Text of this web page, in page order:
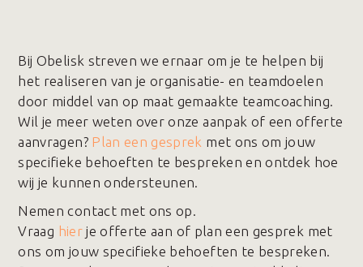
Bij Obelisk streven we ernaar om je te helpen bij
het realiseren van je organisatie- en teamdoelen
door middel van op maat gemaakte teamcoaching.
Wil je meer weten over onze aanpak of een offerte
aanvragen? Plan een gesprek met ons om jouw
specifieke behoeften te bespreken en ontdek hoe
wij je kunnen ondersteunen.
Nemen contact met ons op.
Vraag hierje offerte aan of plan een gesprek met
ons om jouw specifieke behoeften te bespreken.